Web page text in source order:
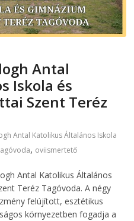
Antal
Iskola és
Szent Teréz
Antal Katolikus Általános Iskola
, oviismertető
Antal Katolikus Általános
Teréz Tagóvoda. A négy
felújított, esztétikus
környezetben fogadja a